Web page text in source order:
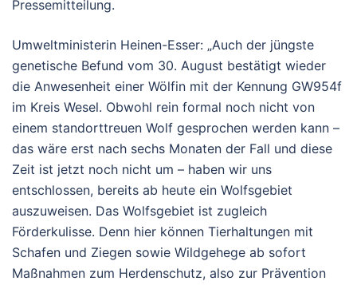
Pressemitteilung.
Umweltministerin Heinen-Esser: „Auch der jüngste
genetische Befund vom 30. August bestätigt wieder
die Anwesenheit einer Wölfin mit der Kennung GW954f
im Kreis Wesel. Obwohl rein formal noch nicht von
einem standorttreuen Wolf gesprochen werden kann –
das wäre erst nach sechs Monaten der Fall und diese
Zeit ist jetzt noch nicht um – haben wir uns
entschlossen, bereits ab heute ein Wolfsgebiet
auszuweisen. Das Wolfsgebiet ist zugleich
Förderkulisse. Denn hier können Tierhaltungen mit
Schafen und Ziegen sowie Wildgehege ab sofort
Maßnahmen zum Herdenschutz, also zur Prävention